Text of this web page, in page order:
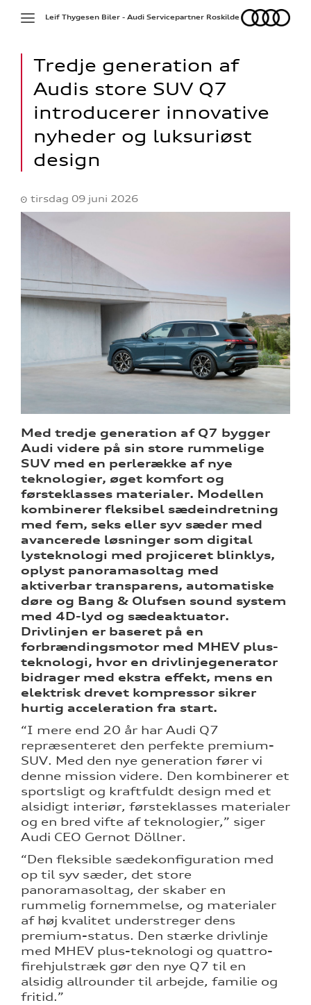
Toggle
Audi
Leif Thygesen Biler - Audi Servicepartner Roskilde
Tredje generation af
Audis store SUV Q7
introducerer innovative
nyheder og luksuriøst
design
tirsdag 09 juni 2026
Med tredje generation af Q7 bygger
Audi videre på sin store rummelige
SUV med en perlerække af nye
teknologier, øget komfort og
førsteklasses materialer. Modellen
kombinerer fleksibel sædeindretning
med fem, seks eller syv sæder med
avancerede løsninger som digital
lysteknologi med projiceret blinklys,
oplyst panoramasoltag med
aktiverbar transparens, automatiske
døre og Bang & Olufsen sound system
med 4D-lyd og sædeaktuator.
Drivlinjen er baseret på en
forbrændingsmotor med MHEV plus-
teknologi, hvor en drivlinjegenerator
bidrager med ekstra effekt, mens en
elektrisk drevet kompressor sikrer
hurtig acceleration fra start.
“I mere end 20 år har Audi Q7
repræsenteret den perfekte premium-
SUV. Med den nye generation fører vi
denne mission videre. Den kombinerer et
sportsligt og kraftfuldt design med et
alsidigt interiør, førsteklasses materialer
og en bred vifte af teknologier,” siger
Audi CEO Gernot Döllner.
“Den fleksible sædekonfiguration med
op til syv sæder, det store
panoramasoltag, der skaber en
rummelig fornemmelse, og materialer
af høj kvalitet understreger dens
premium-status. Den stærke drivlinje
med MHEV plus-teknologi og quattro-
firehjulstræk gør den nye Q7 til en
alsidig allrounder til arbejde, familie og
fritid.”